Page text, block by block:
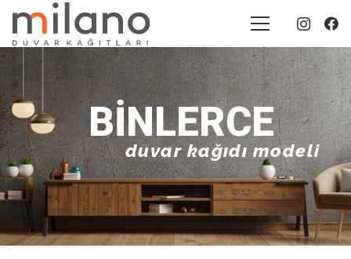
BINLERCE
duvar kağıdı modeli